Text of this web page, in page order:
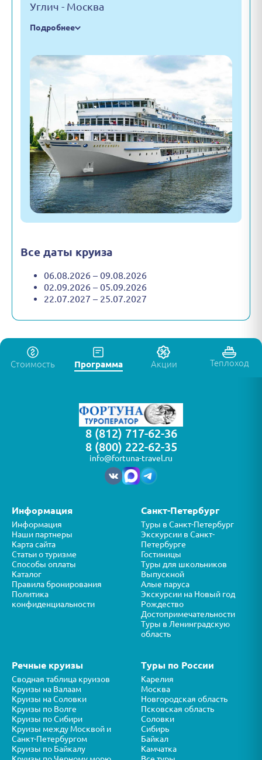
Углич - Москва
Подробнее
Все даты круиза
06.08.2026 – 09.08.2026
02.09.2026 – 05.09.2026
22.07.2027 – 25.07.2027
Стоимость Программа Акции Теплоход
8 (812) 717-62-36
8 (800) 222-62-35
info@fortuna-travel.ru
Информация
Информация
Наши партнеры
Карта сайта
Статьи о туризме
Способы оплаты
Каталог
Правила бронирования
Политика
конфиденциальности
Санкт-Петербург
Туры в Санкт-Петербург
Экскурсии в Санкт-
Петербурге
Гостиницы
Туры для школьников
Выпускной
Алые паруса
Экскурсии на Новый год
Рождество
Достопримечательности
Туры в Ленинградскую
область
Речные круизы
Сводная таблица круизов
Круизы на Валаам
Круизы на Соловки
Круизы по Волге
Круизы по Сибири
Круизы между Москвой и
Санкт-Петербургом
Круизы по Байкалу
Туры по России
Карелия
Москва
Новгородская область
Псковская область
Соловки
Сибирь
Байкал
Камчатка